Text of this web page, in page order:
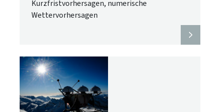
Kurzfristvorhersagen, numerische
Wettervorhersagen